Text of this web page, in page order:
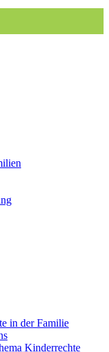
in der Familie
Kinderrechte